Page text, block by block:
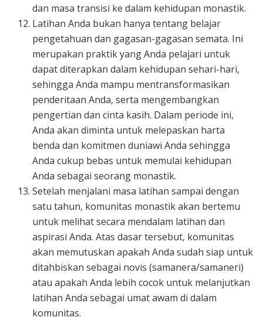
dan masa transisi ke dalam kehidupan monastik.
Latihan Anda bukan hanya tentang belajar
pengetahuan dan gagasan-gagasan semata. Ini
merupakan praktik yang Anda pelajari untuk
dapat diterapkan dalam kehidupan sehari-hari,
sehingga Anda mampu mentransformasikan
penderitaan Anda, serta mengembangkan
pengertian dan cinta kasih. Dalam periode ini,
Anda akan diminta untuk melepaskan harta
benda dan komitmen duniawi Anda sehingga
Anda cukup bebas untuk memulai kehidupan
Anda sebagai seorang monastik.
Setelah menjalani masa latihan sampai dengan
satu tahun, komunitas monastik akan bertemu
untuk melihat secara mendalam latihan dan
aspirasi Anda. Atas dasar tersebut, komunitas
akan memutuskan apakah Anda sudah siap untuk
ditahbiskan sebagai novis (samanera/samaneri)
atau apakah Anda lebih cocok untuk melanjutkan
latihan Anda sebagai umat awam di dalam
komunitas.